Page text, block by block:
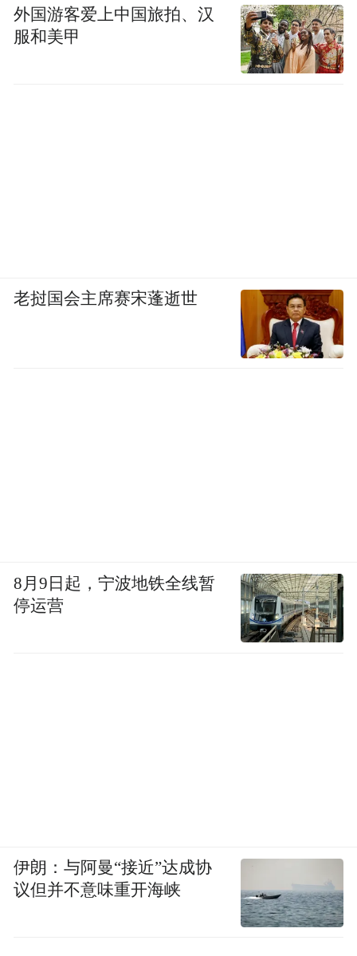
外国游客爱上中国旅拍、汉
服和美甲
老挝国会主席赛宋蓬逝世
8月9日起，宁波地铁全线暂
停运营
伊朗：与阿曼“接近”达成协
议但并不意味重开海峡